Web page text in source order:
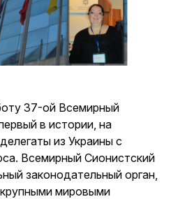
37-ой Всемирный
в истории, на
из Украины с
Всемирный Сионистский
законодательный орган,
мировыми